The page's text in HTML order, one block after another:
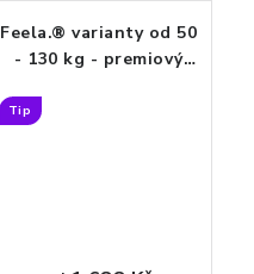
Feela.® varianty od 50
- 130 kg - premiový
paměťové pěny
Tip